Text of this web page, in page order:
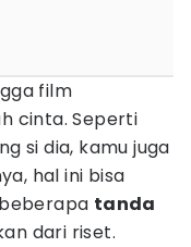
film
cinta. Seperti
si dia, kamu juga
hal ini bisa
tanda
dari riset.